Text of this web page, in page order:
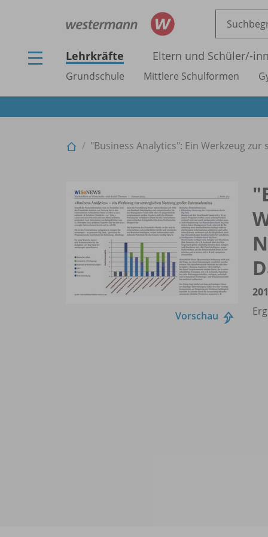
Lehrkräfte Eltern und Schüler/-
Grundschule Mittlere Schulformen
"Business Analytics": Ein Werkzeug
Vorschau